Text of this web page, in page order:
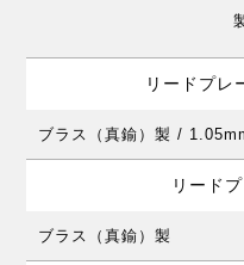
リードプレ
ブラス（真鍮）製 /
リード
ブラス（真鍮）製